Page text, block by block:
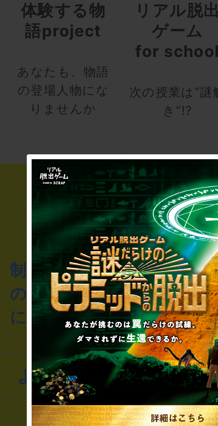
体験する物
語project
あなたも、物語
の登場人物にな
りませんか
リアル脱
ゲーム
for
次の授業は“謎
き”!?
制作のご相談・コラボレ
のお客様からのご質問や
にお問い合わせください
よくあるお問い合わせ